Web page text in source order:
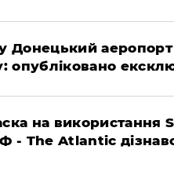
аеропорт
на використання
- The Atlantic